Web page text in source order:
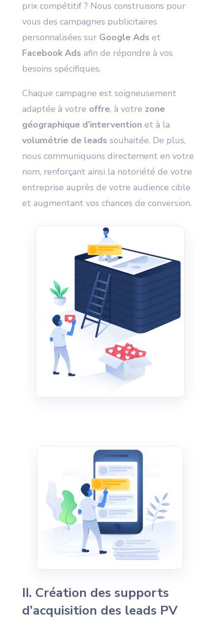
prix compétitif ? Nous construisons pour
vous des campagnes publicitaires
personnalisées sur Google Ads et
Facebook Ads afin de répondre à vos
besoins spécifiques.
Chaque campagne est soigneusement
adaptée à votre offre, à votre zone
géographique d’interventionet à la
volumétrie de leads souhaitée. De plus,
nous communiquons directement en votre
nom, renforçant ainsi la notoriété de votre
entreprise auprès de votre audience cible
et augmentant vos chances de conversion.
II. Création des supports
d’acquisition des leads PV